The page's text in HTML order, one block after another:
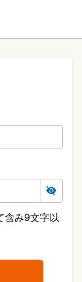
含み9文字以